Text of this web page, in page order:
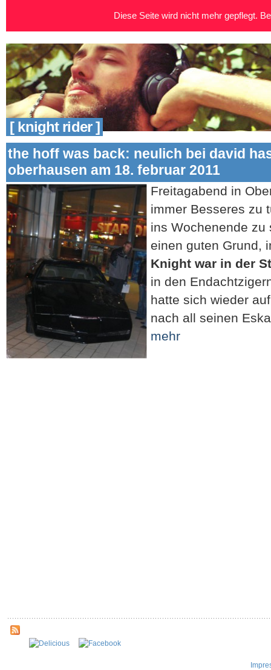
[ knight rider ]
the hoff was back: neulich bei david
oberhausen am 18. februar 2011
Freitagabend in
immer Besseres zu
ins Wochenende zu
einen guten Grund,
Knight war in der
in den
hatte sich wieder
nach all seinen
mehr
Diese Seite wird nicht mehr gepflegt.